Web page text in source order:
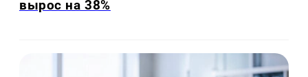
вырос на 38%